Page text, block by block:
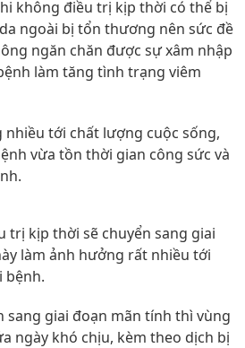
không điều trị kịp thời có thể bị
ngoài bị tổn thương nên sức đề
ngăn chăn được sự xâm nhập
làm tăng tình trạng viêm
nhiều tới chất lượng cuộc sống,
vừa tồn thời gian công sức và
trị kịp thời sẽ chuyển sang giai
làm ảnh hưởng rất nhiều tới
bệnh.
sang giai đoạn mãn tính thì vùng
ngày khó chịu, kèm theo dịch bị